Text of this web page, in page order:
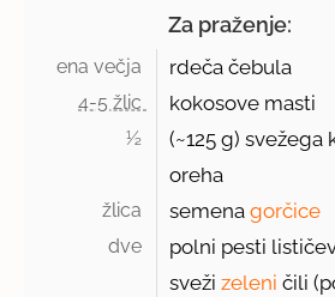
Za praženje:
ena večja rdeča čebula
4-5 žlic kokosove masti
½ (~125 g) svežega
oreha
žlica semenagorčice
dve
polni pesti
svežizeleni čili